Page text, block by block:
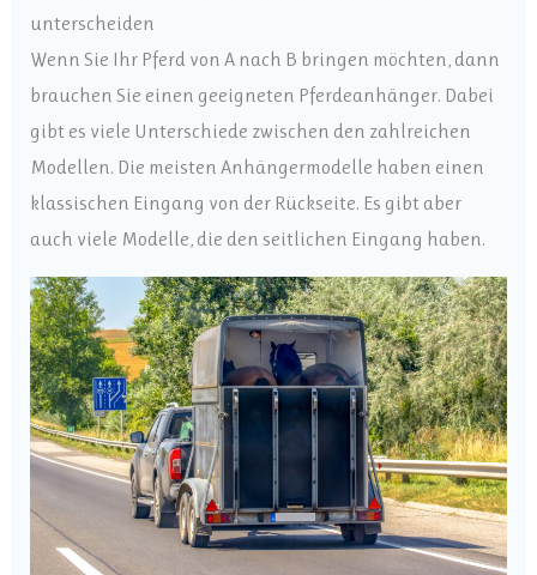
unterscheiden
Wenn Sie Ihr Pferd von A nach B bringen möchten, dann
brauchen Sie einen geeigneten Pferdeanhänger. Dabei
gibt es viele Unterschiede zwischen den zahlreichen
Modellen. Die meisten Anhängermodelle haben einen
klassischen Eingang von der Rückseite. Es gibt aber
auch viele Modelle, die den seitlichen Eingang haben.